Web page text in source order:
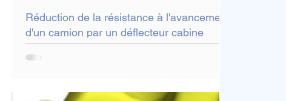
Réduction de la résistance à l'avancement
d'un camion par un déflecteur cabine